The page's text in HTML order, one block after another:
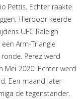
Pettis. Echter raakte
Hierdoor keerde
UFC Raleigh
Arm-Triangle
Perez werd
Mei 2020. Echter werd
Een maand later
de tegenstander.